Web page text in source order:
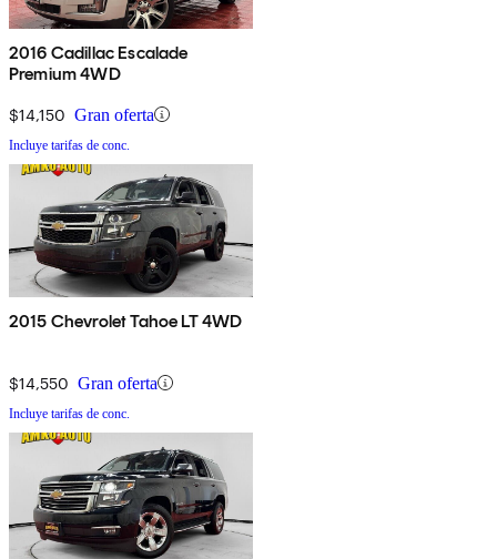
2016 Cadillac Escalade
Premium 4WD
$14,150 Gran oferta
Incluye tarifas de conc.
2015 Chevrolet Tahoe LT 4WD
$14,550 Gran oferta
Incluye tarifas de conc.